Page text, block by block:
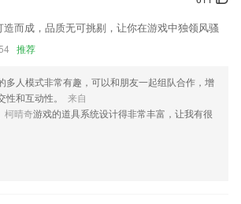
、名词解释、通假字认识等，是高中学生对古文
亲时光手机版易次元最新版本数字侏罗纪app碰
碰碰狐鲨鱼宝宝故事书app植物的一生app数绘小
数学魔法师绘本app佩皮之家游戏网易uu加速器手
版拼图百乐汇官方版小小召唤师游戏儿童绘画聪
大全游戏东东龙太空探险官方版我是汽车王免费版
东东龙飞特足球手机版兔兔数学商店最新版情绪动
歌游戏网易uu加速器ios易次元ios版网易云游戏电
而成，品质无可挑剔，让你在游戏中独领风骚
推荐
多人模式非常有趣，可以和朋友一起组队合作，增
和互动性。
来自
柯晴奇游戏的道具系统设计得非常丰富，让我有很